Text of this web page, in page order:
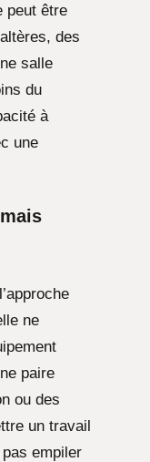
peut être
des
salle
du
à
une
ne
paire
ou des
un travail
empiler